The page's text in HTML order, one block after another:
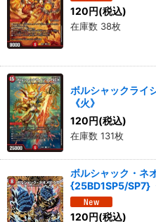
120円(税込)
在庫数 38枚
ボルシャックライ
《火》
120円(税込)
在庫数 131枚
ボルシャック・ネ
{25BD1SP5/SP7}
120円(税込)